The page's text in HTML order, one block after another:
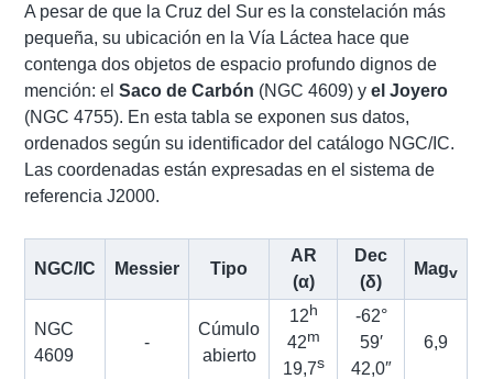
A pesar de que la Cruz del Sur es la constelación más
pequeña, su ubicación en la Vía Láctea hace que
contenga dos objetos de espacio profundo dignos de
mención: elSaco de Carbón (NGC 4609) yel Joyero
(NGC 4755). En esta tabla se exponen sus datos,
ordenados según su identificador del catálogo NGC/IC.
Las coordenadas están expresadas en el sistema de
referencia J2000.
NGC/IC Messier Tipo
AR
(α)
Dec
(δ)
Magv
NGC
4609
-
Cúmulo
abierto
12h
42m
19,7s
-62°
59′
42,0″
6,9